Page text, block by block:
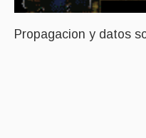
Propagacion y datos